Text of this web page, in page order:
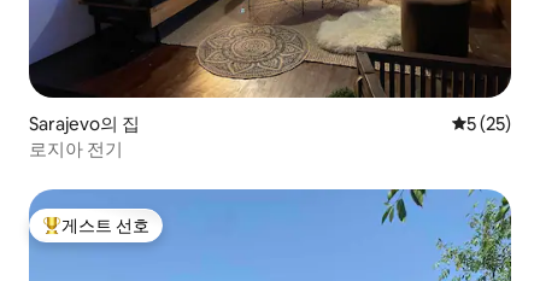
Sarajevo의 집 평점 5점
5 (25)
로지아 전기
상위 게스트 선호
게스트 선호